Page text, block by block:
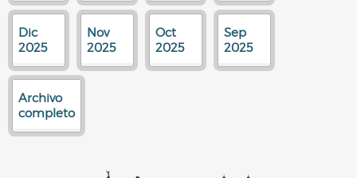
Dic
2025
Nov
2025
Oct
2025
Sep
2025
Archivo
completo